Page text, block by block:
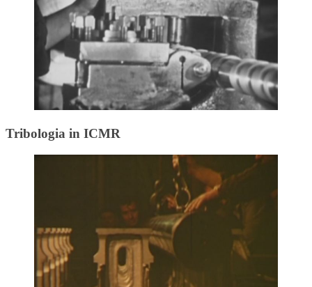
Tribologia in ICMR